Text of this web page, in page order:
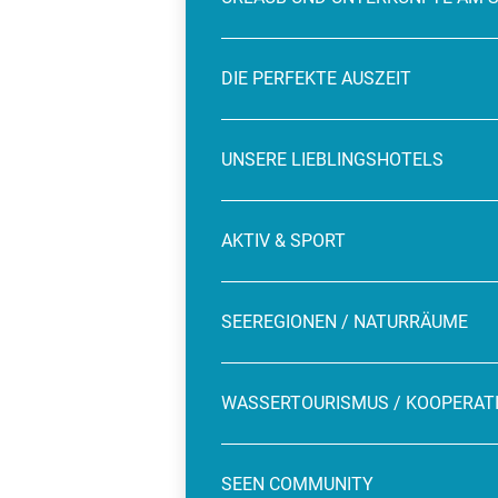
DIE PERFEKTE AUSZEIT
UNSERE LIEBLINGSHOTELS
AKTIV & SPORT
SEEREGIONEN / NATURRÄUME
WASSERTOURISMUS /
SEEN COMMUNITY